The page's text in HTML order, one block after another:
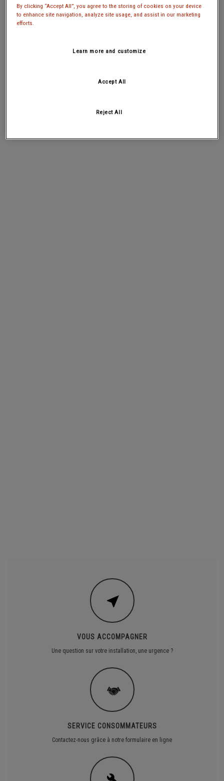
VOUS ACCOMPAGNER
Une question sur votre installation, une urgence ?
SERVICE CONSOMMATEURS
Contactez-nous grâce à notre formulaire en ligne
By clicking “Accept All”, you agree to the storing of cookies on your device
to enhance site navigation, analyze site usage, and assist in our marketing
efforts.
Learn more and customize
Reject All
Accept All